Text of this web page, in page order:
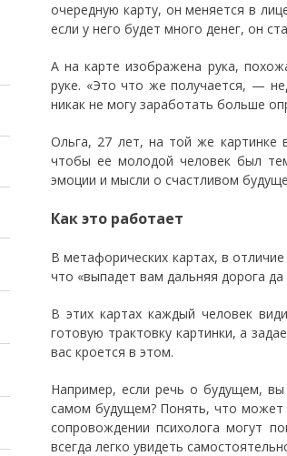
очередную карту, он меняется в
если у него будет много денег, он
А на карте изображена рука,
руке. «Это что же получается, —
никак не могу заработать больше
Ольга, 27 лет, на той же картинке
чтобы ее молодой человек был
эмоции и мысли о счастливом
Как это работает
В метафорических картах, в
что «выпадет вам дальняя дорога
В этих картах каждый человек
готовую трактовку картинки, а
вас кроется в этом.
Например, если речь о будущем,
самом будущем? Понять, что
сопровождении психолога могут
всегда легко увидеть